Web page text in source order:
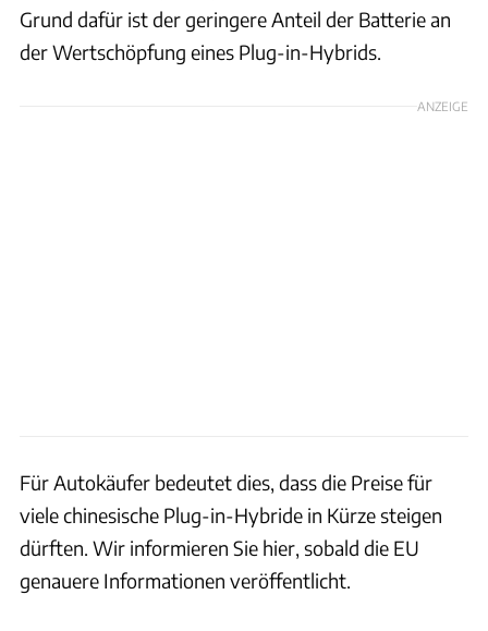
Grund dafür ist der geringere Anteil der Batterie an
der Wertschöpfung eines Plug-in-Hybrids.
ANZEIGE
Für Autokäufer bedeutet dies, dass die Preise für
viele chinesische Plug-in-Hybride in Kürze steigen
dürften. Wir informieren Sie hier, sobald die EU
genauere Informationen veröffentlicht.